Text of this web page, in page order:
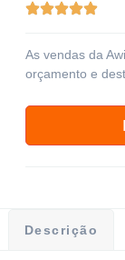
As vendas da
orçamento e
Descrição